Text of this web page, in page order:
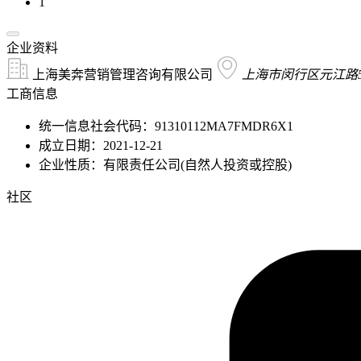
企业资料
上海美奔营销管理咨询有限公司
上海市闵行区元江
工商信息
统一信息社会代码：91310112MA7FMDR6X1
成立日期：2021-12-21
企业性质：有限责任公司(自然人投资或控股)
社区